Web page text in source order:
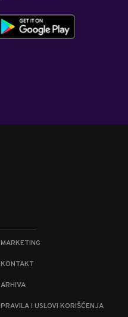
MARKETING
KONTAKT
ARHIVA
PRAVILA I USLOVI KORIŠĆENJA